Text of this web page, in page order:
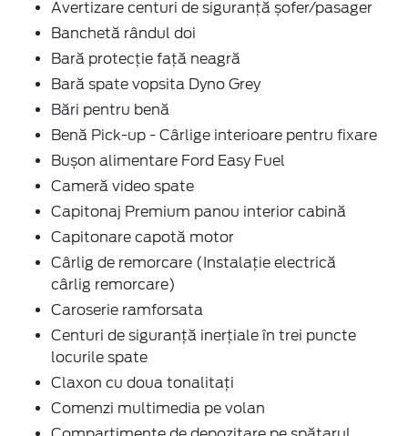
Avertizare centuri de siguranță șofer/pasager
Banchetă rândul doi
Bară protecție față neagră
Bară spate vopsita Dyno Grey
Bări pentru benă
Benă Pick-up - Cârlige interioare pentru fixare
Bușon alimentare Ford Easy Fuel
Cameră video spate
Capitonaj Premium panou interior cabină
Capitonare capotă motor
Cârlig de remorcare (Instalație electrică
cârlig remorcare)
Caroserie ramforsata
Centuri de siguranță inerțiale în trei puncte
locurile spate
Claxon cu doua tonalitați
Comenzi multimedia pe volan